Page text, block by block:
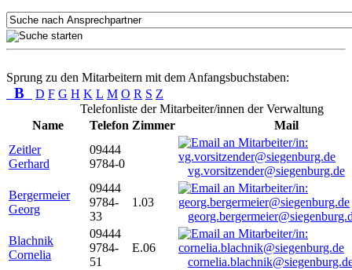
Sprung zu den Mitarbeitern mit dem Anfangsbuchstaben:
B D F G H K L M O R S Z
Telefonliste der Mitarbeiter/innen der Verwaltung
Name
Telefon Zimmer
Mail
Zeitler
Gerhard
09444
9784-0
vg.vorsitzender@siegenburg.de
Bergermeier
Georg
09444
9784-
33
1.03
Blachnik
Cornelia
09444
9784-
51
E.06